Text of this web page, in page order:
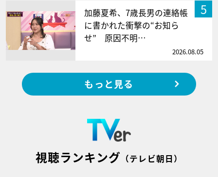
5
加藤夏希、7歳長男の連絡帳
に書かれた衝撃の“お知ら
せ” 原因不明…
2026.08.05
もっと見る
視聴ランキング （テレビ朝日）